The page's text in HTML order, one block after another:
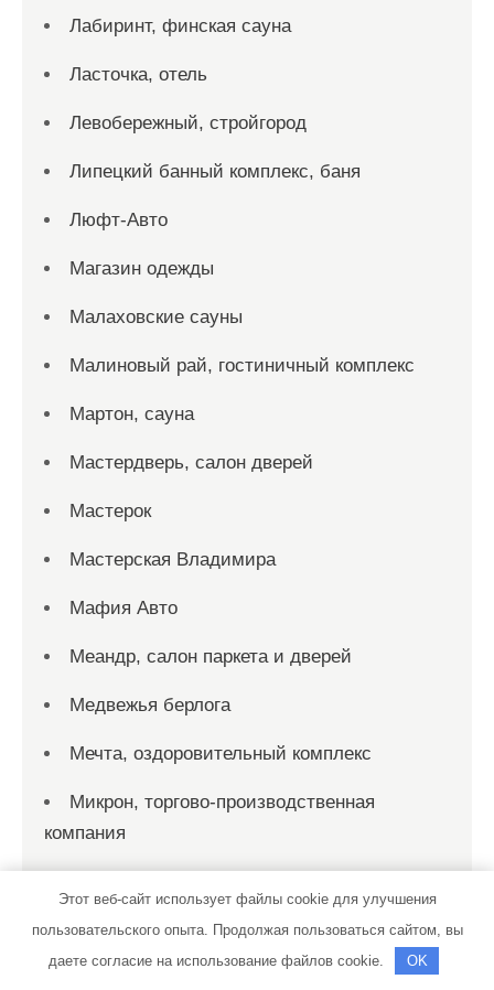
Лабиринт, финская сауна
Ласточка, отель
Левобережный, стройгород
Липецкий банный комплекс, баня
Люфт-Авто
Магазин одежды
Малаховские сауны
Малиновый рай, гостиничный комплекс
Мартон, сауна
Мастердверь, салон дверей
Мастерок
Мастерская Владимира
Мафия Авто
Меандр, салон паркета и дверей
Медвежья берлога
Мечта, оздоровительный комплекс
Микрон, торгово-производственная
компания
Мир дверей, Магазин
Этот веб-сайт использует файлы cookie для улучшения
пользовательского опыта. Продолжая пользоваться сайтом, вы
даете согласие на использование файлов cookie.
OK